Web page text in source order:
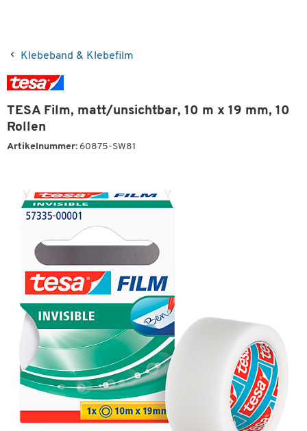
Klebeband & Klebefilm
TESA Film, matt/unsichtbar, 10 m x 19 mm, 10
Rollen
Artikelnummer: 60875-SW81